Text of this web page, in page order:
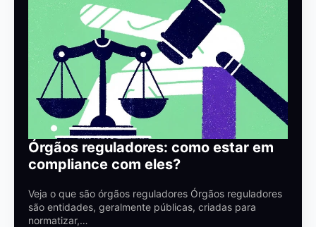
Órgãos reguladores: como estar em
compliance com eles?
Veja o que são órgãos reguladores Órgãos reguladores
são entidades, geralmente públicas, criadas para
normatizar,…